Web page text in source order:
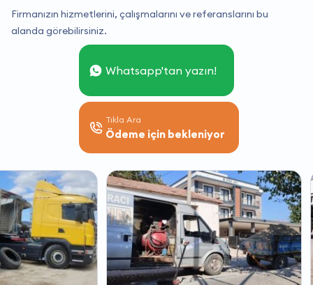
Firmanızın hizmetlerini, çalışmalarını ve referanslarını bu
alanda görebilirsiniz.
Whatsapp'tan yazın!
Tıkla Ara
Ödeme için bekleniyor